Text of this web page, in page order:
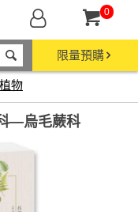
0
限量預購
植物
—烏毛蕨科